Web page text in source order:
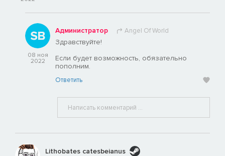
08 ноя
2022
Администратор Angel Of World
Здравствуйте!
Если будет возможность, обязательно
пополним.
Ответить
Lithobates catesbeianus